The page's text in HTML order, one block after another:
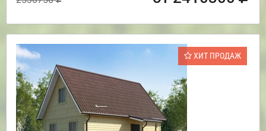
ХИТ ПРОДАЖ